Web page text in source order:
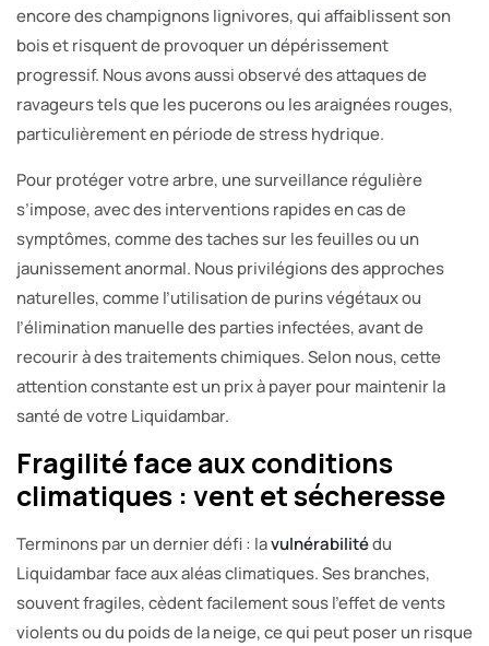
encore des champignons lignivores, qui affaiblissent son
bois et risquent de provoquer un dépérissement
progressif. Nous avons aussi observé des attaques de
ravageurs tels que les pucerons ou les araignées rouges,
particulièrement en période de stress hydrique.
Pour protéger votre arbre, une surveillance régulière
s’impose, avec des interventions rapides en cas de
symptômes, comme des taches sur les feuilles ou un
jaunissement anormal. Nous privilégions des approches
naturelles, comme l’utilisation de purins végétaux ou
l’élimination manuelle des parties infectées, avant de
recourir à des traitements chimiques. Selon nous, cette
attention constante est un prix à payer pour maintenir la
santé de votre Liquidambar.
Fragilité face aux conditions
climatiques : vent et sécheresse
Terminons par un dernier défi : lavulnérabilitédu
Liquidambar face aux aléas climatiques. Ses branches,
souvent fragiles, cèdent facilement sous l’effet de vents
violents ou du poids de la neige, ce qui peut poser un risque